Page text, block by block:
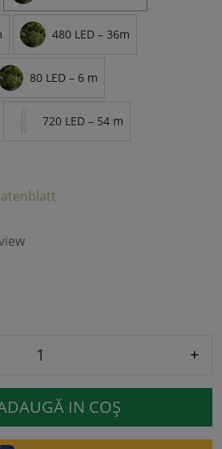
480 LED – 36m
80 LED – 6 m
720 LED – 54 m
+
IN COŞ